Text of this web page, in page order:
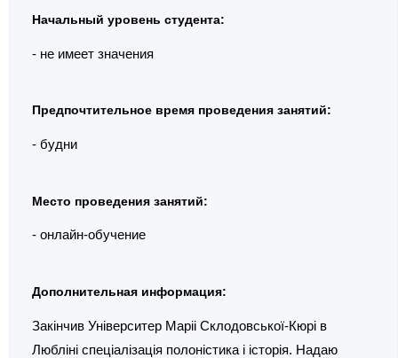
Начальный уровень студента:
- не имеет значения
Предпочтительное время проведения занятий:
- будни
Место проведения занятий:
- онлайн-обучение
Дополнительная информация:
Закінчив Університер Маріі Склодовської-Кюрі в
Любліні спеціалізація полоністика і історія. Надаю